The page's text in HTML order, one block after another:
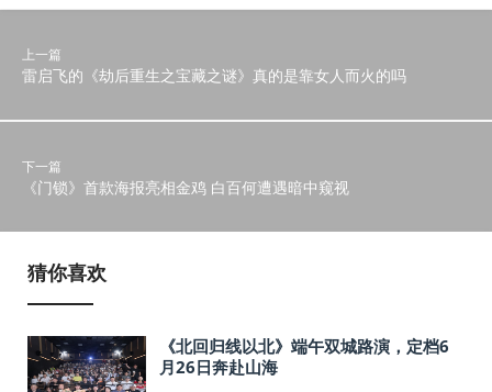
上一篇
雷启飞的《劫后重生之宝藏之谜》真的是靠女人而火的吗
下一篇
《门锁》首款海报亮相金鸡 白百何遭遇暗中窥视
猜你喜欢
《北回归线以北》端午双城路演，定档6
月26日奔赴山海